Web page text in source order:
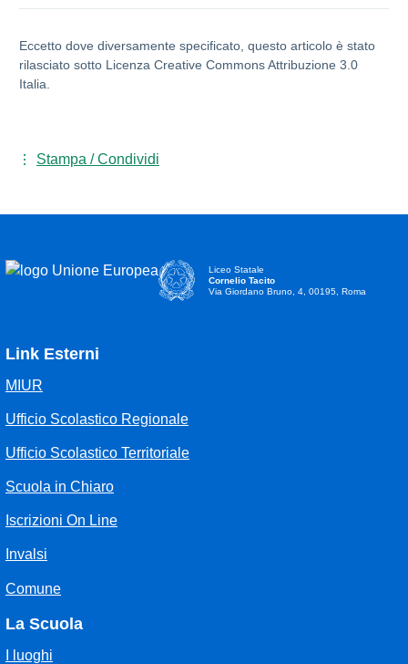
Eccetto dove diversamente specificato, questo articolo è stato
rilasciato sotto Licenza Creative Commons Attribuzione 3.0
Italia.
Stampa / Condividi
Liceo Statale
Cornelio Tacito
Via Giordano Bruno, 4, 00195, Roma
Link Esterni
MIUR
Ufficio Scolastico Regionale
Ufficio Scolastico Territoriale
Scuola in Chiaro
Iscrizioni On Line
Invalsi
Comune
La Scuola
I luoghi